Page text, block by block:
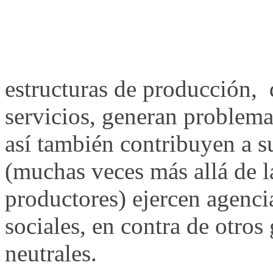
estructuras de producción,
servicios, generan
así también contribuyen a
(muchas veces más allá de
productores) ejercen
sociales, en contra de
neutrales.